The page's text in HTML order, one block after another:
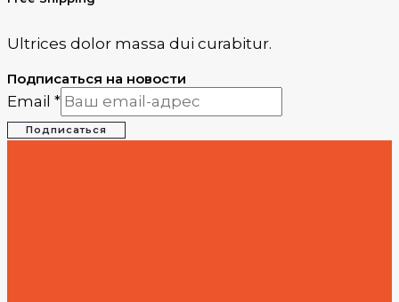
Ultrices dolor massa dui curabitur.
Подписаться на новости
Email *
Подписаться